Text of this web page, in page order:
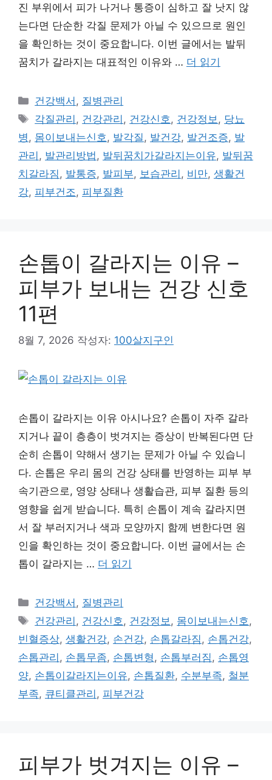
진 부위에서 피가 나거나 통증이 심하고 잘 낫지 않
는다면 단순한 각질 문제가 아닐 수 있으므로 원인
을 확인하는 것이 중요합니다. 이번 글에서는 발뒤
꿈치가 갈라지는 대표적인 이유와 … 더 읽기
카
테
고
리
건강백서 , 질병관리
태
그
각질관리 , 건강관리 , 건강신호 , 건강정보 , 당뇨
병 , 몸이보내는신호 , 발각질 , 발건강, 발건조증, 발
관리 , 발관리방법 , 발뒤꿈치가갈라지는이유, 발뒤꿈
치갈라짐 , 발통증, 발피부, 보습관리 , 비만, 생활건
강, 피부건조, 피부질환
손톱이 갈라지는 이유 –
피부가 보내는 건강 신호
11편
8월 7, 2026 작성자: 100살지구인
손톱이 갈라지는 이유 아시나요? 손톱이 자주 갈라
지거나 끝이 층층이 벗겨지는 증상이 반복된다면 단
순히 손톱이 약해서 생기는 문제가 아닐 수 있습니
다. 손톱은 우리 몸의 건강 상태를 반영하는 피부 부
속기관으로, 영양 상태나 생활습관, 피부 질환 등의
영향을 쉽게 받습니다. 특히 손톱이 계속 갈라지면
서 잘 부러지거나 색과 모양까지 함께 변한다면 원
인을 확인하는 것이 중요합니다. 이번 글에서는 손
톱이 갈라지는 … 더 읽기
카
테
리
건강백서 , 질병관리
태
그
건강관리 , 건강신호, 건강정보, 몸이보내는신호,
빈혈증상, 생활건강, 손건강, 손톱갈라짐, 손톱건강,
손톱관리 , 손톱무좀, 손톱변형, 손톱부러짐, 손톱영
양, 손톱이갈라지는이유, 손톱질환, 수분부족, 철분
부족, 큐티클관리 , 피부건강
피부가 벗겨지는 이유 –